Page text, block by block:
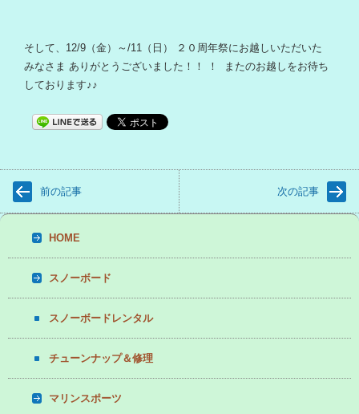
そして、12/9（金）～/11（日） ２０周年祭にお越しいただいた
みなさま ありがとうございました！！ ！ またのお越しをお待ち
しております♪♪
前の記事 次の記事
HOME
スノーボード
スノーボードレンタル
チューンナップ＆修理
マリンスポーツ